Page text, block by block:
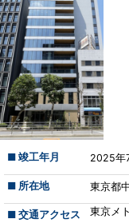
■ 竣工年月 2025年
■ 所在地 東京都
■ 交通アクセス 東京メ